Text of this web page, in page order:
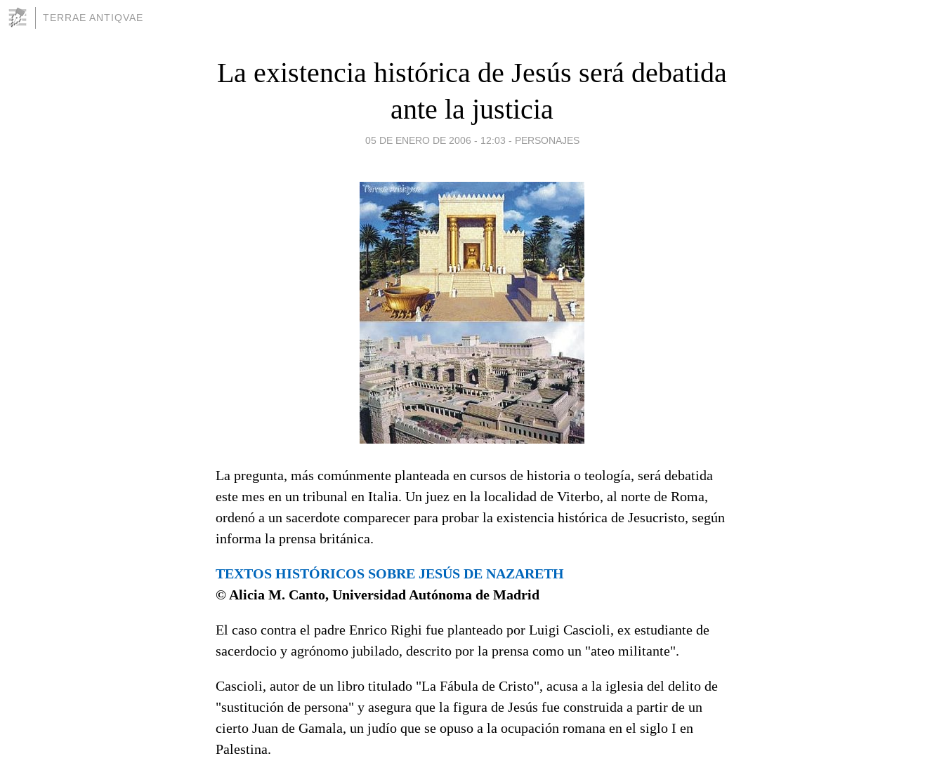
TERRAE ANTIQVAE
La existencia histórica de Jesús será debatida
ante la justicia
05 DE ENERO DE 2006 - 12:03 - PERSONAJES
La pregunta, más comúnmente planteada en cursos de historia o teología, será debatida
este mes en un tribunal en Italia. Un juez en la localidad de Viterbo, al norte de Roma,
ordenó a un sacerdote comparecer para probar la existencia histórica de Jesucristo, según
informa la prensa británica.
TEXTOS HISTÓRICOS SOBRE JESÚS DE NAZARETH
© Alicia M. Canto, Universidad Autónoma de Madrid
El caso contra el padre Enrico Righi fue planteado por Luigi Cascioli, ex estudiante de
sacerdocio y agrónomo jubilado, descrito por la prensa como un "ateo militante".
Cascioli, autor de un libro titulado "La Fábula de Cristo", acusa a la iglesia del delito de
"sustitución de persona" y asegura que la figura de Jesús fue construida a partir de un
cierto Juan de Gamala, un judío que se opuso a la ocupación romana en el siglo I en
Palestina.